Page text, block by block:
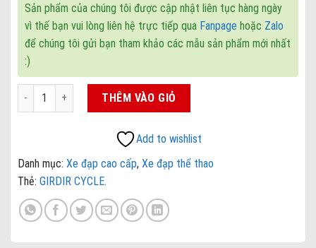
Sản phẩm của chúng tôi được cập nhật liên tục hàng ngày
vì thế bạn vui lòng liên hệ trực tiếp qua Fanpage hoặc Zalo
để chúng tôi gửi bạn tham khảo các mẫu sản phẩm mới nhất
:)
Xe đạp DaNa ĐỊA HÌNH CACBON GIRDIR CYCLE số lượng
THÊM VÀO GIỎ
Add to wishlist
Danh mục: Xe đạp cao cấp, Xe đạp thể thao
Thẻ: GIRDIR CYCLE.